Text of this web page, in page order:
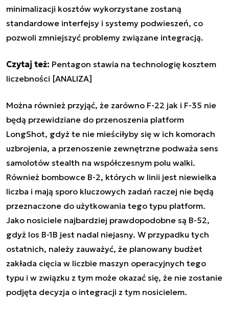
minimalizacji kosztów wykorzystane zostaną
standardowe interfejsy i systemy podwieszeń, co
pozwoli zmniejszyć problemy związane integracją.
Czytaj też: Pentagon stawia na technologię kosztem
liczebności [ANALIZA]
Można również przyjąć, że zarówno F-22 jak i F-35 nie
będą przewidziane do przenoszenia platform
LongShot, gdyż te nie mieściłyby się w ich komorach
uzbrojenia, a przenoszenie zewnętrzne podważa sens
samolotów stealth na współczesnym polu walki.
Również bombowce B-2, których w linii jest niewielka
liczba i mają sporo kluczowych zadań raczej nie będą
przeznaczone do użytkowania tego typu platform.
Jako nosiciele najbardziej prawdopodobne są B-52,
gdyż los B-1B jest nadal niejasny. W przypadku tych
ostatnich, należy zauważyć, że planowany budżet
zakłada cięcia w liczbie maszyn operacyjnych tego
typu i w związku z tym może okazać się, że nie zostanie
podjęta decyzja o integracji z tym nosicielem.